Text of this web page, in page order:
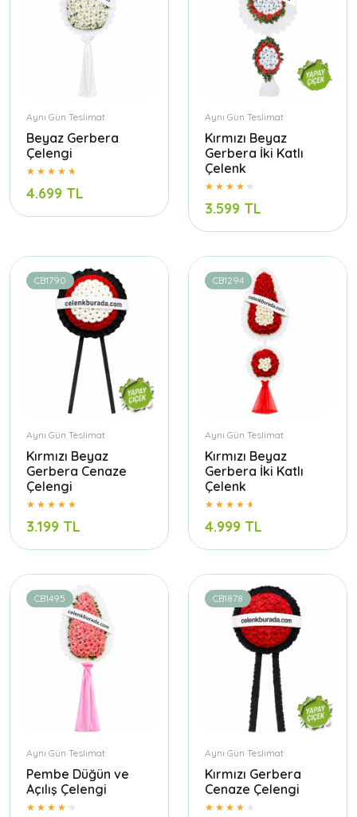
Aynı Gün Teslimat
Beyaz Gerbera
Çelengi
4.699 TL
Aynı Gün Teslimat
Kırmızı Beyaz
Gerbera İki Katlı
Çelenk
3.599 TL
CB1790
Aynı Gün Teslimat
Kırmızı Beyaz
Gerbera Cenaze
Çelengi
3.199 TL
CB1294
Aynı Gün Teslimat
Kırmızı Beyaz
Gerbera İki Katlı
Çelenk
4.999 TL
CB1495
Aynı Gün Teslimat
Pembe Düğün ve
Açılış Çelengi
CB1878
Aynı Gün Teslimat
Kırmızı Gerbera
Cenaze Çelengi